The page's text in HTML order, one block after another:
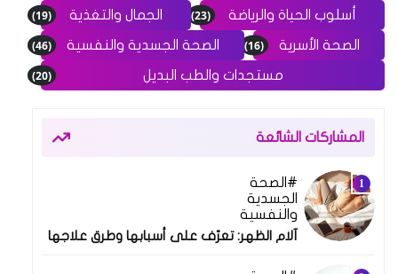
أسلوب الحياة والرياضة (23) الجمال والتغذية (19)
الصحة الأسرية (16) الصحة الجسدية والنفسية (46)
مستجدات والطب البديل (20)
المشاركات الشائعة
الصحة
الجسدية
والنفسية
آلام الظهر: تعرّف على أسبابها وطرق علاجها